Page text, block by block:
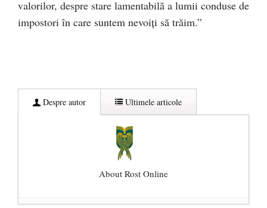
valorilor, despre stare lamentabilă a lumii conduse de
impostori în care suntem nevoiți să trăim.”
Despre autor Ultimele articole
About Rost Online